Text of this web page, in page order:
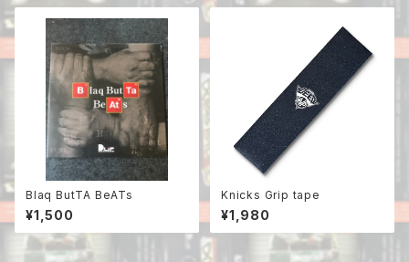
Blaq ButTA BeATs
¥1,500
Knicks Grip tape
¥1,980